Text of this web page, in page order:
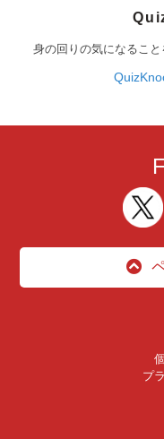
身の回りの気になること
プ